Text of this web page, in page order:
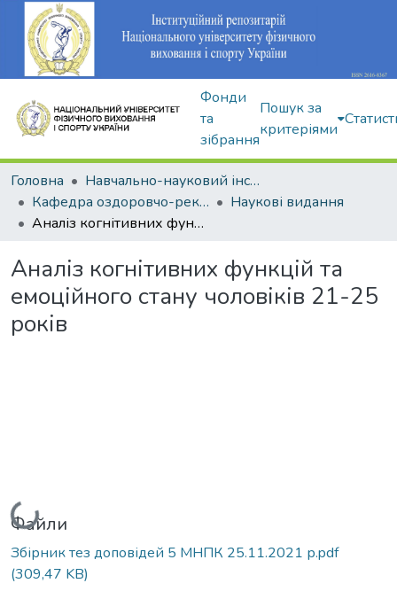
Фонди
та
зібрання
Пошук за
критеріями
Головна
Навчально-науковий інститут здоров'я, реабілітації та фізичного виховання
Кафедра оздоровчо-рекреаційної рухової активності
Наукові видання
Аналіз когнітивних функцій та емоційного стану чоловіків 21-25 років
Аналіз когнітивних функцій та
емоційного стану чоловіків 21-25
років
Вантажиться...
Файли
Збірник тез доповідей 5 МНПК 25.11.2021 р.pdf
(309,47 KB)